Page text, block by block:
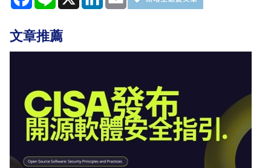
文章推薦